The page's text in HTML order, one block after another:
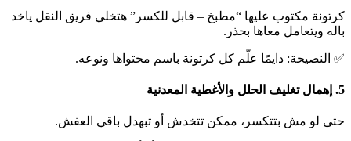
كرتونة مكتوب عليها “مطبخ – قابل للكسر” هتخلي فريق النقل ياخد
باله ويتعامل معاها بحذر.
✅ النصيحة: دايمًا علّم كل كرتونة باسم محتواها ونوعه.
5. إهمال تغليف الحلل والأغطية المعدنية
حتى لو مش بتتكسر، ممكن تتخدش أو تبهدل باقي العفش.